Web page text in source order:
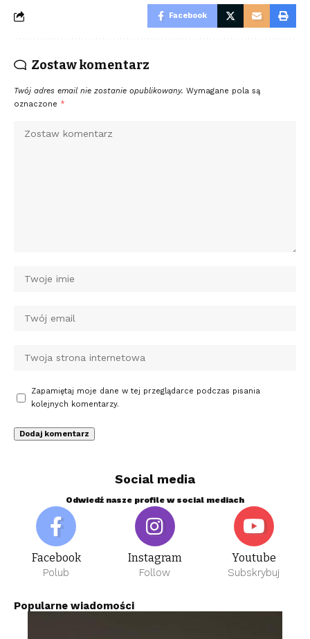
Facebook
Zostaw komentarz
Twój adres email nie zostanie opublikowany. Wymagane pola są
oznaczone *
Zapamiętaj moje dane w tej przeglądarce podczas pisania
kolejnych komentarzy.
Social media
Odwiedź nasze profile w social mediach
Facebook
Polub
Instagram
Follow
Youtube
Subskrybuj
Popularne wiadomości